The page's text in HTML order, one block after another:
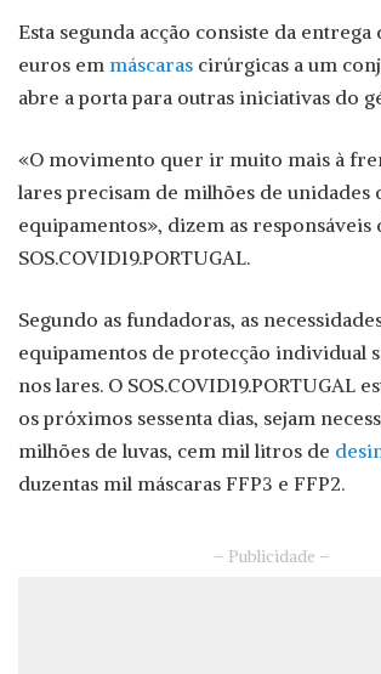
Esta segunda acção consiste da
euros em máscaras cirúrgicas a um
abre a porta para outras iniciativas do
«O movimento quer ir muito mais à
lares precisam de milhões de unidades
equipamentos», dizem as responsáveis
SOS.COVID19.PORTUGAL.
Segundo as fundadoras, as
equipamentos de protecção individual
nos lares. O SOS.COVID19.PORTUGAL
os próximos sessenta dias, sejam
milhões de luvas, cem mil litros de
duzentas mil máscaras FFP3 e FFP2.
– Publicidade –